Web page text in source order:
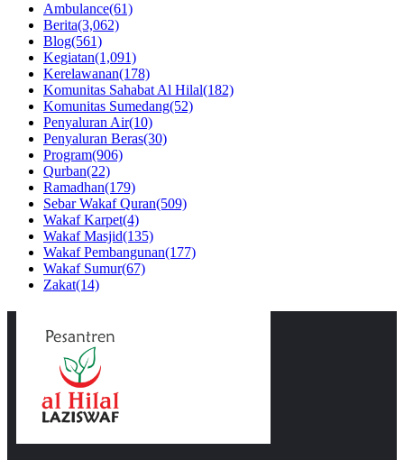
Ambulance(61)
Berita(3,062)
Blog(561)
Kegiatan(1,091)
Kerelawanan(178)
Komunitas Sahabat Al Hilal(182)
Komunitas Sumedang(52)
Penyaluran Air(10)
Penyaluran Beras(30)
Program(906)
Qurban(22)
Ramadhan(179)
Sebar Wakaf Quran(509)
Wakaf Karpet(4)
Wakaf Masjid(135)
Wakaf Pembangunan(177)
Wakaf Sumur(67)
Zakat(14)